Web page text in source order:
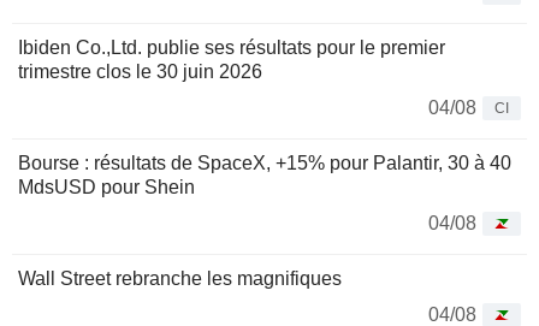
Ibiden Co.,Ltd. publie ses résultats pour le premier
trimestre clos le 30 juin 2026
04/08
CI
Bourse : résultats de SpaceX, +15% pour Palantir, 30 à 40
MdsUSD pour Shein
04/08
Wall Street rebranche les magnifiques
04/08